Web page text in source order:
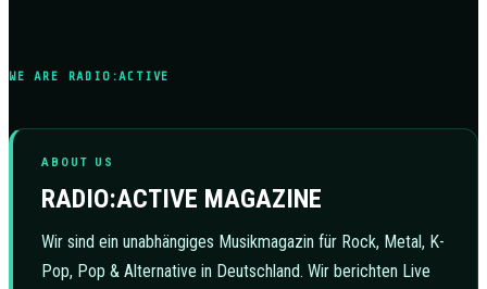
WE ARE RADIO:ACTIVE
ABOUT US
RADIO:ACTIVE MAGAZINE
Wir sind ein unabhängiges Musikmagazin für Rock, Metal, K-
Pop, Pop & Alternative in Deutschland. Wir berichten Live